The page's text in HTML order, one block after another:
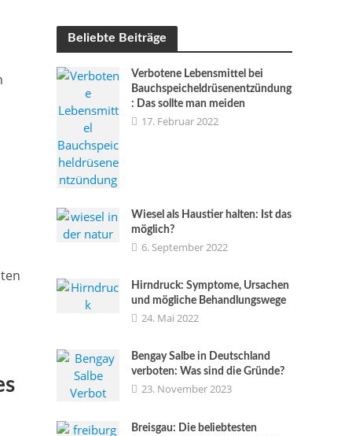
Beliebte Beiträge
Verbotene Lebensmittel bei
Bauchspeicheldrüsenentzündung
: Das sollte man meiden
17. Februar 2022
Wiesel als Haustier halten: Ist das
möglich?
6. September 2022
Hirndruck: Symptome, Ursachen
und mögliche Behandlungswege
24. Mai 2022
Bengay Salbe in Deutschland
verboten: Was sind die Gründe?
23. November 2023
Breisgau: Die beliebtesten